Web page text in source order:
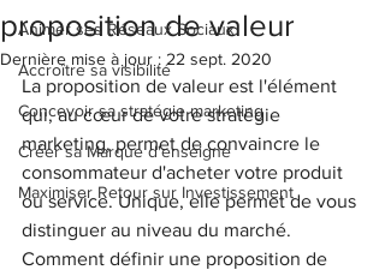
Animer ses Réseaux Sociaux
Accroître sa visibilité
Concevoir sa stratégie marketing
Créer sa Marque d'enseigne
Maximiser Retour sur Investissement
proposition de valeur
Dernière mise à jour : 22 sept. 2020
La proposition de valeur est l'élément
qui, au cœur de votre stratégie
marketing, permet de convaincre le
consommateur d'acheter votre produit
ou service. Unique, elle permet de vous
distinguer au niveau du marché.
Comment définir une proposition de